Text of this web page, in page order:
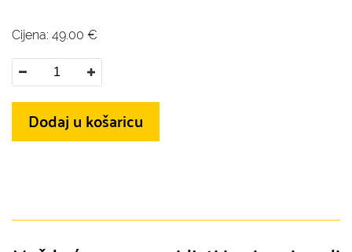
Cijena: 49.00 €
Dodaj u košaricu